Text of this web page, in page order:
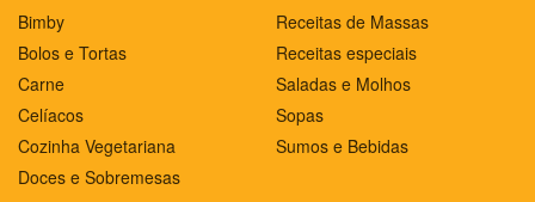
Bimby
Bolos e Tortas
Carne
Celíacos
Cozinha Vegetariana
Doces e Sobremesas
Receitas de Massas
Receitas especiais
Saladas e Molhos
Sopas
Sumos e Bebidas